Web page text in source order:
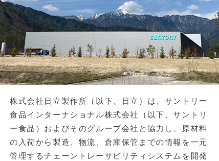
株式会社日立製作所（以下、日立）は、サントリー
食品インターナショナル株式会社（以下、サントリ
ー食品）およびそのグループ会社と協力し、原材料
の入荷から製造、物流、倉庫保管までの情報を一元
管理するチェーントレーサビリティシステムを開発